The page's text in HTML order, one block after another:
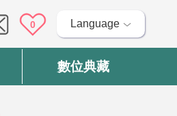
0 Language
數位典藏